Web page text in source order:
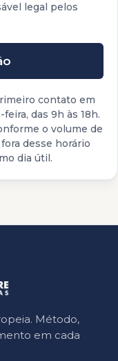
legal pelos
contato em
das 9h às 18h.
o volume de
desse horário
dia útil.
Método,
em cada